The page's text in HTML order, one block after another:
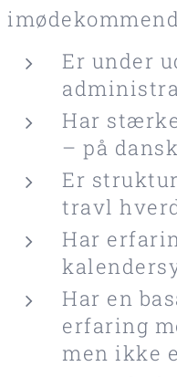
Er under
Har
– på
Er
travl
Har
Har en
erfaring
men ikke